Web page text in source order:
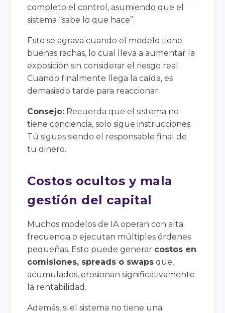
completo el control, asumiendo que el
sistema “sabe lo que hace”.
Esto se agrava cuando el modelo tiene
buenas rachas, lo cual lleva a aumentar la
exposición sin considerar el riesgo real.
Cuando finalmente llega la caída, es
demasiado tarde para reaccionar.
Consejo: Recuerda que el sistema no
tiene conciencia, solo sigue instrucciones.
Tú sigues siendo el responsable final de
tu dinero.
Costos ocultos y mala
gestión del capital
Muchos modelos de IA operan con alta
frecuencia o ejecutan múltiples órdenes
pequeñas. Esto puede generar costos en
comisiones, spreads o swaps que,
acumulados, erosionan significativamente
la rentabilidad.
Además, si el sistema no tiene una